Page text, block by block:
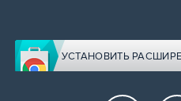
УСТАНОВИТЬ